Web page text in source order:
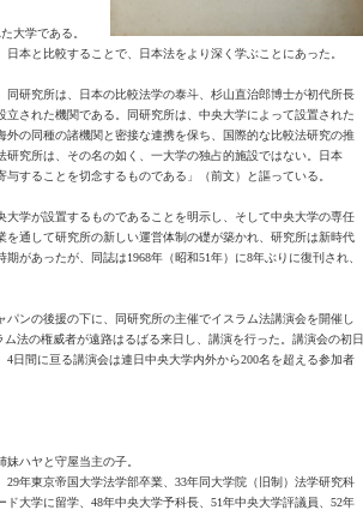
大学である。
本と比較することで、日本法をより深く学ぶことにあった。
研究所は、日本の比較法学の泰斗、杉山直治郎博士が初代所長
された機関である。同研究所は、中央大学によって設置された
の同種の諸機関と密接な連携を保ち、国際的な比較法研究の推
究所は、その名の如く、一大学の独占的施設ではない。日本
することを切念するものである」（前文）と謳っている。
学が設置するものであることを明示し、そして中央大学の専任
通して研究所の新しい運営体制の礎が築かれ、研究所は新時代
があったが、同誌は1968年（昭和51年）に8年ぶりに復刊され、
ンの後援の下に、同研究所の主催でイスラム法講演会を開催し
法の権威者が遠路はるばる来日し、講演を行った。講演会の初日
日間に亘る講演会は連日中央大学内外から200名を超える参加者
ハヤと守屋当主の子。
年東京帝国大学法学部卒業、33年同大学院（旧制）法学研究科
大学に留学、48年中央大学予科長、51年中央大学評議員、52年